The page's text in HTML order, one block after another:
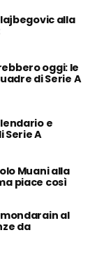
alla
oggi: le
di Serie A
e
Serie A
Muani alla
piace così
al
da